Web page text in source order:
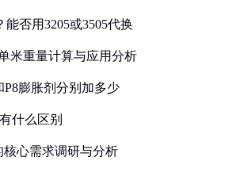
能否用3205或3505代换
米重量计算与应用分析
P8膨胀剂分别加多少
什么区别
心需求调研与分析